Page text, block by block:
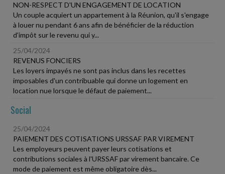
NON-RESPECT D'UN ENGAGEMENT DE LOCATION
Un couple acquiert un appartement à la Réunion, qu'il s'engage
à louer nu pendant 6 ans afin de bénéficier de la réduction
d'impôt sur le revenu qui y...
25/04/2024
REVENUS FONCIERS
Les loyers impayés ne sont pas inclus dans les recettes
imposables d'un contribuable qui donne un logement en
location nue lorsque le défaut de paiement...
Social
25/04/2024
PAIEMENT DES COTISATIONS URSSAF PAR VIREMENT
Les employeurs peuvent payer leurs cotisations et
contributions sociales à l'URSSAF par virement bancaire. Ce
mode de paiement est même obligatoire dès...